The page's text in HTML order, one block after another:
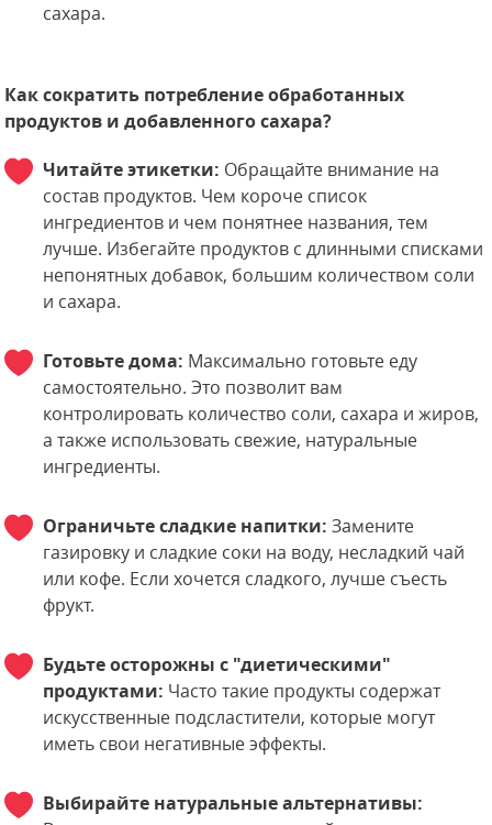
сахара.
Как сократить потребление обработанных
продуктов и добавленного сахара?
Читайте этикетки: Обращайте внимание на
состав продуктов. Чем короче список
ингредиентов и чем понятнее названия, тем
лучше. Избегайте продуктов с длинными списками
непонятных добавок, большим количеством соли
и сахара.
Готовьте дома: Максимально готовьте еду
самостоятельно. Это позволит вам
контролировать количество соли, сахара и жиров,
а также использовать свежие, натуральные
ингредиенты.
Ограничьте сладкие напитки: Замените
газировку и сладкие соки на воду, несладкий чай
или кофе. Если хочется сладкого, лучше съесть
фрукт.
Будьте осторожны с "диетическими"
продуктами: Часто такие продукты содержат
искусственные подсластители, которые могут
иметь свои негативные эффекты.
Выбирайте натуральные альтернативы: